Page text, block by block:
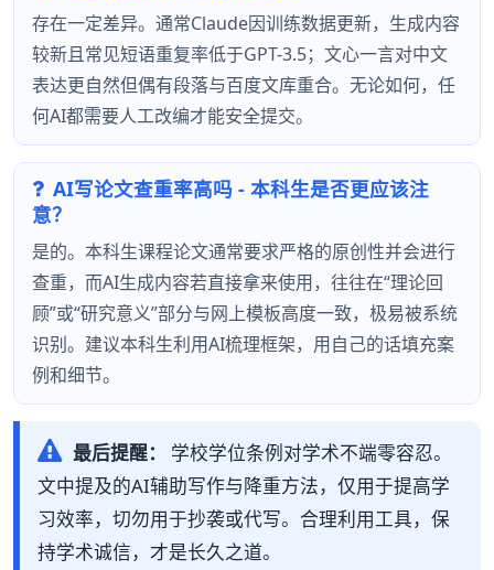
存在一定差异。通常Claude因训练数据更新，生成内容
较新且常见短语重复率低于GPT-3.5；文心一言对中文
表达更自然但偶有段落与百度文库重合。无论如何，任
何AI都需要人工改编才能安全提交。
AI写论文查重率高吗 - 本科生是否更应该注
意？
是的。本科生课程论文通常要求严格的原创性并会进行
查重，而AI生成内容若直接拿来使用，往往在“理论回
顾”或“研究意义”部分与网上模板高度一致，极易被系统
识别。建议本科生利用AI梳理框架，用自己的话填充案
例和细节。
最后提醒：
学校学位条例对学术不端零容忍。
文中提及的AI辅助写作与降重方法，仅用于提高学
习效率，切勿用于抄袭或代写。合理利用工具，保
持学术诚信，才是长久之道。